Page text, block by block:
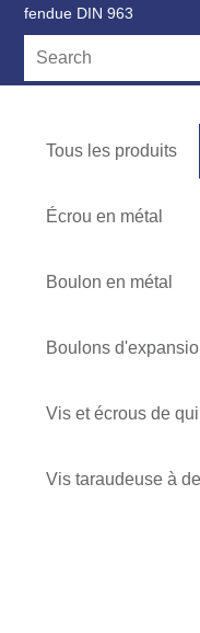
fendue DIN 963
Tous les produits
Écrou en métal
Boulon en métal
Boulons
Vis et écrous de
Vis taraudeuse à